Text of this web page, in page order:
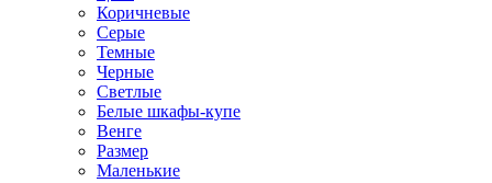
Коричневые
Серые
Темные
Черные
Светлые
Белые шкафы-купе
Венге
Размер
Маленькие